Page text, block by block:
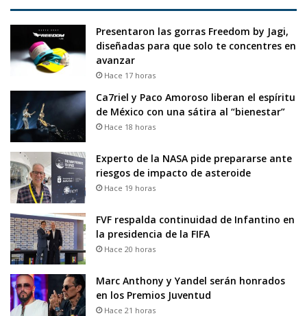
Presentaron las gorras Freedom by Jagi,
diseñadas para que solo te concentres en
avanzar
Hace 17 horas
Ca7riel y Paco Amoroso liberan el espíritu
de México con una sátira al “bienestar”
Hace 18 horas
Experto de la NASA pide prepararse ante
riesgos de impacto de asteroide
Hace 19 horas
FVF respalda continuidad de Infantino en
la presidencia de la FIFA
Hace 20 horas
Marc Anthony y Yandel serán honrados
en los Premios Juventud
Hace 21 horas